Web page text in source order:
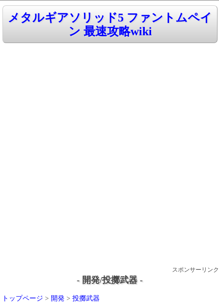
メタルギアソリッド5 ファントムペイ
ン 最速攻略wiki
スポンサーリンク
- 開発/投擲武器 -
トップページ > 開発 > 投擲武器